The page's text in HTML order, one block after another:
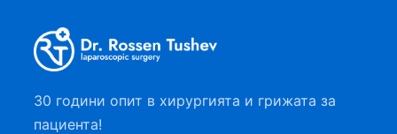
30 години опит в хирургията и грижата за
пациента!